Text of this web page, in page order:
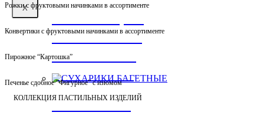
X
САХАРНОГО
ПЕЧЕНЬЯ И
ПРЯНИКОВ
СУХАРИКИ
Рожки с фруктовыми начинками в ассортименте
Конвертики с фруктовыми начинками в ассортименте
Пирожное “Картошка”
Печенье сдобное “Фигурное” с изюмом
КОЛЛЕКЦИЯ ПАСТИЛЬНЫХ ИЗДЕЛИЙ